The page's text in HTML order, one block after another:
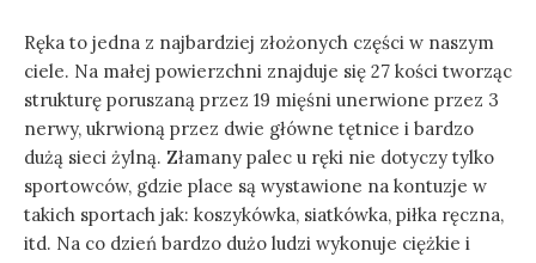
Ręka to jedna z najbardziej złożonych części w naszym
ciele. Na małej powierzchni znajduje się 27 kości tworząc
strukturę poruszaną przez 19 mięśni unerwione przez 3
nerwy, ukrwioną przez dwie główne tętnice i bardzo
dużą sieci żylną. Złamany palec u ręki nie dotyczy tylko
sportowców, gdzie place są wystawione na kontuzje w
takich sportach jak: koszykówka, siatkówka, piłka ręczna,
itd. Na co dzień bardzo dużo ludzi wykonuje ciężkie i